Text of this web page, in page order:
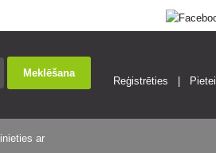
Meklēšana
Reģistrēties
ar